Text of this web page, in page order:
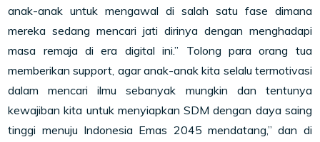
anak-anak untuk mengawal di salah satu fase dimana
mereka sedang mencari jati dirinya dengan menghadapi
masa remaja di era digital ini.” Tolong para orang tua
memberikan support, agar anak-anak kita selalu termotivasi
dalam mencari ilmu sebanyak mungkin dan tentunya
kewajiban kita untuk menyiapkan SDM dengan daya saing
tinggi menuju Indonesia Emas 2045 mendatang,” dan di